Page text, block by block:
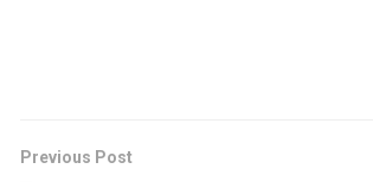
Previous Post